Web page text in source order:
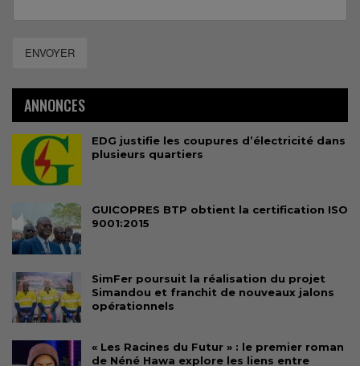
ENVOYER
ANNONCES
EDG justifie les coupures d’électricité dans
plusieurs quartiers
GUICOPRES BTP obtient la certification ISO
9001:2015
SimFer poursuit la réalisation du projet
Simandou et franchit de nouveaux jalons
opérationnels
« Les Racines du Futur » : le premier roman
de Néné Hawa explore les liens entre